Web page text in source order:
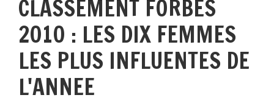
CLASSEMENT FORBES
2010 : LES DIX FEMMES
LES PLUS INFLUENTES DE
L'ANNEE